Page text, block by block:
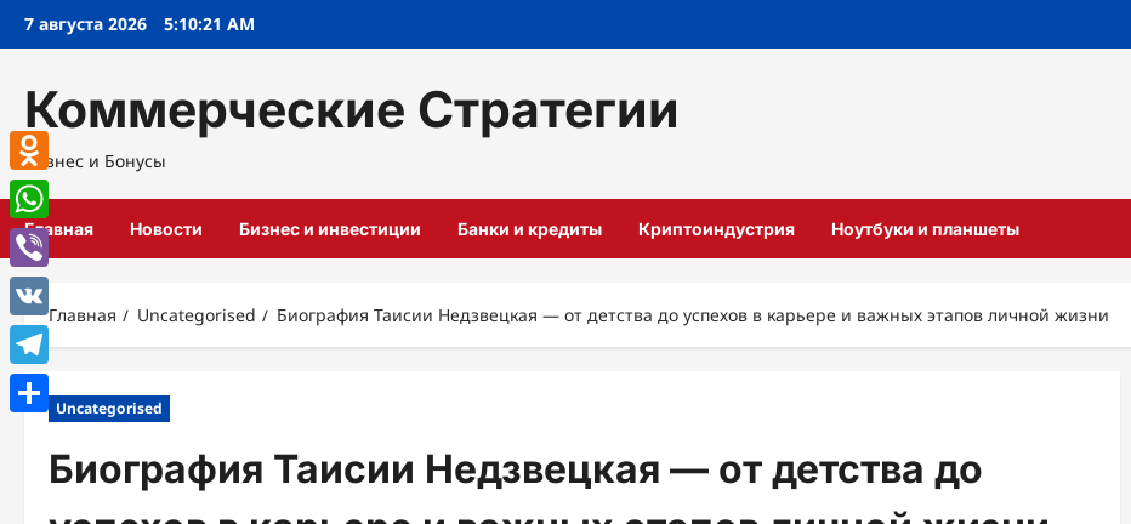
Перейти
7 августа 2026 5:10:22 AM
Коммерческие Стратегии
Бизнес и Бонусы
Главная Новости Бизнес и инвестиции Банки и кредиты Криптоиндустрия Ноутбуки и планшеты
Главная Uncategorised Биография Таисии Недзвецкая — от детства до успехов в карьере и важных этапов личной жизни
Uncategorised
Биография Таисии Недзвецкая — от детства до
Odnoklassniki
WhatsApp
Viber
VK
Telegram